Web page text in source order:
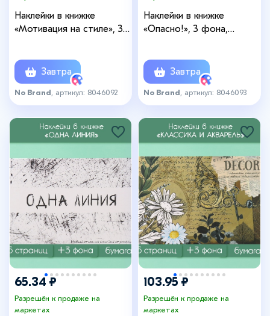
Наклейки в книжке
«Мотивация на стиле», 3
Завтра
No Brand , артикул: 8046092
Наклейки в книжке
«Опасно!», 3 фона,
Завтра
No Brand , артикул: 8046093
65.34 ₽
Разрешён к продаже на
маркетах
+5
103.95 ₽
Разрешён к продаже на
маркетах